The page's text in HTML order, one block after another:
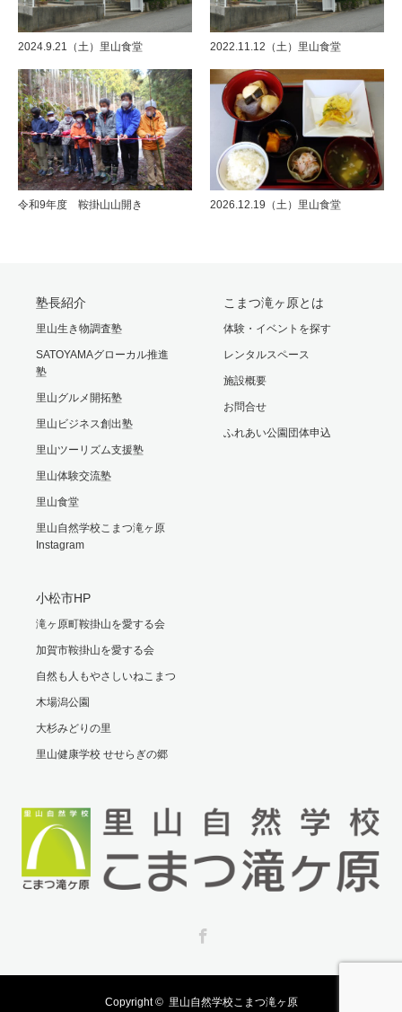
2024.9.21（土）里山食堂 2022.11.12（土）里山食堂
令和9年度 鞍掛山山開き 2026.12.19（土）里山食堂
塾長紹介
里山生き物調査塾
SATOYAMAグローカル推進
塾
里山グルメ開拓塾
里山ビジネス創出塾
里山ツーリズム支援塾
里山体験交流塾
里山食堂
里山自然学校こまつ滝ヶ原
Instagram
こまつ滝ヶ原とは
体験・イベントを探す
レンタルスペース
施設概要
お問合せ
ふれあい公園団体申込
小松市HP
滝ヶ原町鞍掛山を愛する会
加賀市鞍掛山を愛する会
自然も人もやさしいねこまつ
木場潟公園
大杉みどりの里
里山健康学校 せせらぎの郷
Copyright © 里山自然学校こまつ滝ヶ原